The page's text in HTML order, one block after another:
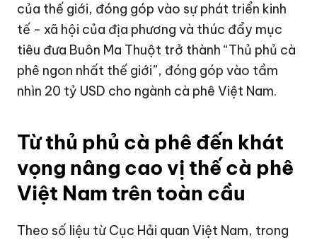
của thế giới, đóng góp vào sự phát triển kinh
tế - xã hội của địa phương và thúc đẩy mục
tiêu đưa Buôn Ma Thuột trở thành “Thủ phủ cà
phê ngon nhất thế giới”, đóng góp vào tầm
nhìn 20 tỷ USD cho ngành cà phê Việt Nam.
Từ thủ phủ cà phê đến khát
vọng nâng cao vị thế cà phê
Việt Nam trên toàn cầu
Theo số liệu từ Cục Hải quan Việt Nam, trong